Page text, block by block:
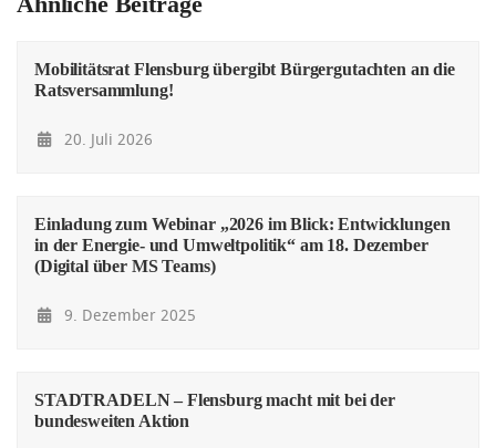
Mobilitätsrat Flensburg übergibt Bürgergutachten an die
Ratsversammlung!
20. Juli 2026
Einladung zum Webinar „2026 im Blick: Entwicklungen
in der Energie- und Umweltpolitik“ am 18. Dezember
(Digital über MS Teams)
9. Dezember 2025
STADTRADELN – Flensburg macht mit bei der
bundesweiten Aktion